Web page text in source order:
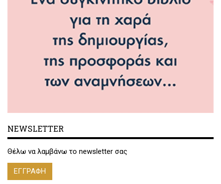
NEWSLETTER
Θέλω να λαμβάνω το newsletter σας
ΕΓΓΡΑΦΗ